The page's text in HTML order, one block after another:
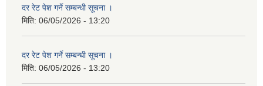
दर रेट पेश गर्ने सम्बन्धी सूचना ।
मिति: 06/05/2026 - 13:20
दर रेट पेश गर्ने सम्बन्धी सूचना ।
मिति: 06/05/2026 - 13:20